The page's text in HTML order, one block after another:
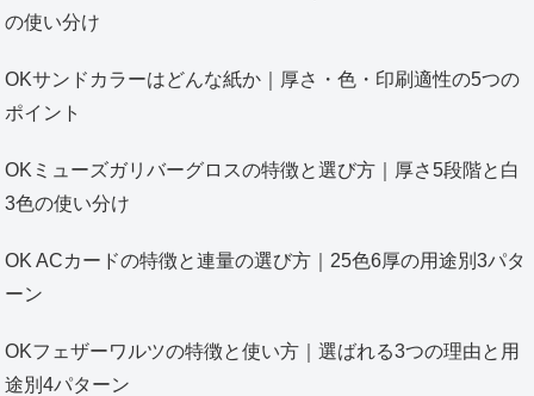
の使い分け
OKサンドカラーはどんな紙か｜厚さ・色・印刷適性の5つの
ポイント
OKミューズガリバーグロスの特徴と選び方｜厚さ5段階と白
3色の使い分け
OK ACカードの特徴と連量の選び方｜25色6厚の用途別3パタ
ーン
OKフェザーワルツの特徴と使い方｜選ばれる3つの理由と用
途別4パターン